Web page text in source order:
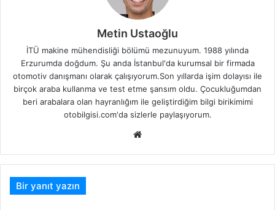
Metin Ustaoğlu
İTÜ makine mühendisliği bölümü mezunuyum. 1988 yılında
Erzurumda doğdum. Şu anda İstanbul'da kurumsal bir firmada
otomotiv danışmanı olarak çalışıyorum.Son yıllarda işim dolayısı ile
birçok araba kullanma ve test etme şansım oldu. Çocukluğumdan
beri arabalara olan hayranlığım ile geliştirdiğim bilgi birikimimi
otobilgisi.com'da sizlerle paylaşıyorum.
Web
Bir yanıt yazın